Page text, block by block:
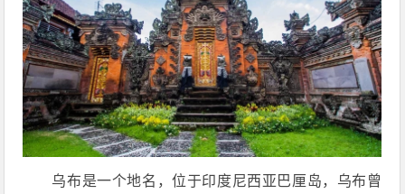
乌布是一个地名，位于印度尼西亚巴厘岛，乌布曾